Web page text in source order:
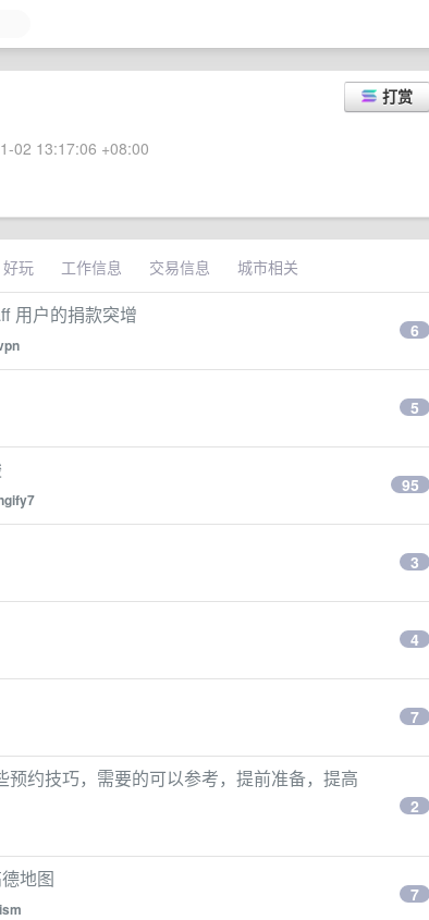
打赏
02 13:17:06 +08:00
好玩 工作信息 交易信息 城市相关
用户的捐款突增
6
5
95
3
4
7
约技巧，需要的可以参考，提前准备，提高
2
地图
7